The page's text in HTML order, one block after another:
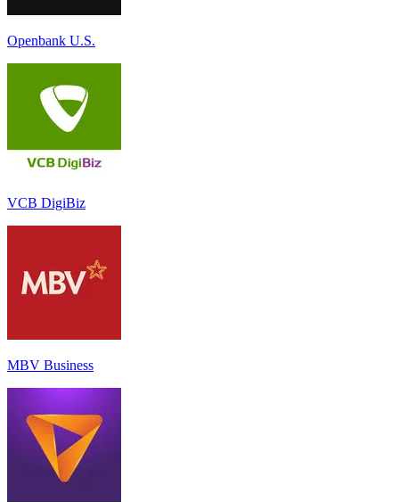
Openbank U.S.
VCB DigiBiz
MBV Business